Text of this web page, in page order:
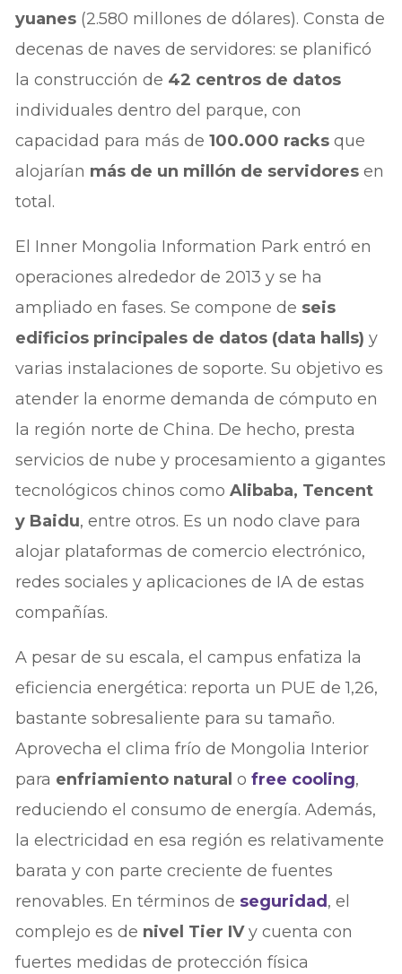
yuanes (2.580 millones de dólares). Consta de
decenas de naves de servidores: se planificó
la construcción de 42 centros de datos
individuales dentro del parque, con
capacidad para más de100.000 racks que
alojarían más de un millón de servidores en
total.
El Inner Mongolia Information Park entró en
operaciones alrededor de 2013 y se ha
ampliado en fases. Se compone de seis
edificios principales de datos (data halls) y
varias instalaciones de soporte. Su objetivo es
atender la enorme demanda de cómputo en
la región norte de China. De hecho, presta
servicios de nube y procesamiento a gigantes
tecnológicos chinos comoAlibaba, Tencent
y Baidu, entre otros. Es un nodo clave para
alojar plataformas de comercio electrónico,
redes sociales y aplicaciones de IA de estas
compañías.
A pesar de su escala, el campus enfatiza la
eficiencia energética: reporta un PUE de 1,26,
bastante sobresaliente para su tamaño.
Aprovecha el clima frío de Mongolia Interior
para enfriamiento natural ofree cooling,
reduciendo el consumo de energía. Además,
la electricidad en esa región es relativamente
barata y con parte creciente de fuentes
renovables. En términos de seguridad , el
complejo es de nivel Tier IVy cuenta con
fuertes medidas de protección física